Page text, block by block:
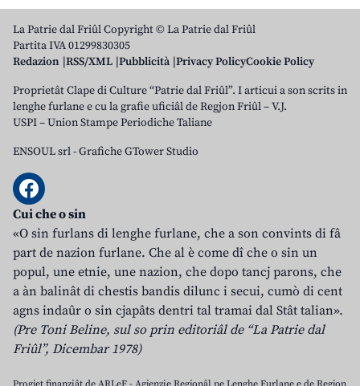
La Patrie dal Friûl Copyright © La Patrie dal Friûl
Partita IVA 01299830305
Redazion RSS/XML Pubblicità Privacy PolicyCookie Policy
Proprietât Clape di Culture “Patrie dal Friûl”. I articui a son scrits in
lenghe furlane e cu la grafie uficiâl de Regjon Friûl – V.J.
USPI – Union Stampe Periodiche Taliane
ENSOUL srl-Grafiche GTower Studio
Cui che o sin
«O sin furlans di lenghe furlane, che a son convints di fâ
part de nazion furlane. Che al è come dî che o sin un
popul, une etnie, une nazion, che dopo tancj parons, che
a àn balinât di chestis bandis dilunc i secui, cumò di cent
agns indaûr o sin cjapâts dentri tal tramai dal Stât talian».
(Pre Toni Beline, sul so prin editoriâl de “La Patrie dal
Friûl”, Dicembar 1978)